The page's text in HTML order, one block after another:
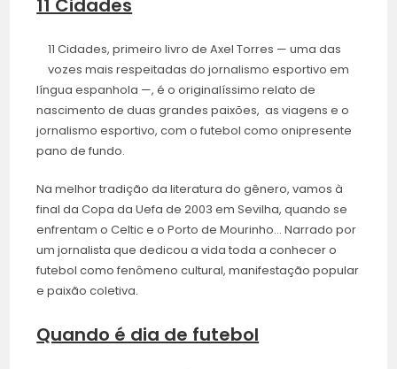
11 Cidades
11 Cidades, primeiro livro de Axel Torres — uma das
vozes mais respeitadas do jornalismo esportivo em
língua espanhola —, é o originalíssimo relato de
nascimento de duas grandes paixões, as viagens e o
jornalismo esportivo, com o futebol como onipresente
pano de fundo.
Na melhor tradição da literatura do gênero, vamos à
final da Copa da Uefa de 2003 em Sevilha, quando se
enfrentam o Celtic e o Porto de Mourinho… Narrado por
um jornalista que dedicou a vida toda a conhecer o
futebol como fenômeno cultural, manifestação popular
e paixão coletiva.
Quando é dia de futebol